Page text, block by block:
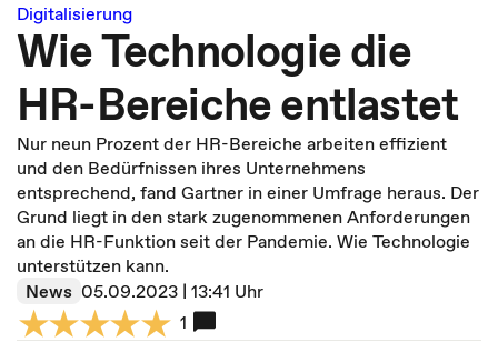
Digitalisierung
Wie Technologie die
HR-Bereiche entlastet
Nur neun Prozent der HR-Bereiche arbeiten effizient
und den Bedürfnissen ihres Unternehmens
entsprechend, fand Gartner in einer Umfrage heraus. Der
Grund liegt in den stark zugenommenen Anforderungen
an die HR-Funktion seit der Pandemie. Wie Technologie
unterstützen kann.
News 05.09.2023 | 13:41 Uhr
1